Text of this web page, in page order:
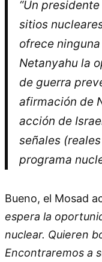
“Un
sitios
ofrece
Netanyahu la
de guerra
afirmación de
acción de
señales
programa
Bueno, el Mosad
espera la
nuclear. Quieren
Encontraremos a